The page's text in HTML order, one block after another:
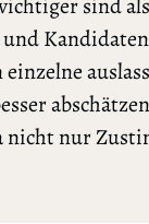
nicht nur